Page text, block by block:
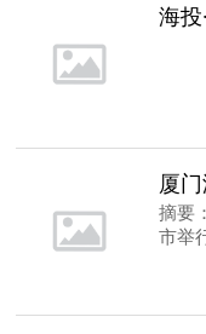
摘要
市举
标箱